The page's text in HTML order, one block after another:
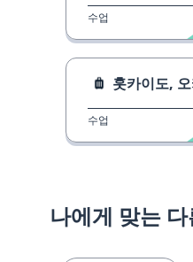
수업
훗카이도,
수업
나에게 맞는